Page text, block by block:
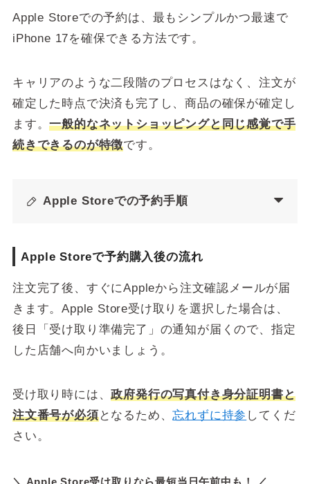
Apple Storeでの予約は、最もシンプルかつ最速で
iPhone 17を確保できる方法です。
キャリアのような二段階のプロセスはなく、注文が
確定した時点で決済も完了し、商品の確保が確定し
ます。一般的なネットショッピングと同じ感覚で手
続きできるのが特徴です。
Apple Storeでの予約手順
Apple Storeで予約購入後の流れ
注文完了後、すぐにAppleから注文確認メールが届
きます。Apple Store受け取りを選択した場合は、
後日「受け取り準備完了」の通知が届くので、指定
した店舗へ向かいましょう。
受け取り時には、政府発行の写真付き身分証明書と
注文番号が必須となるため、忘れずに持参 してくだ
さい。